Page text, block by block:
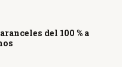
del 100 % a